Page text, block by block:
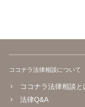
ココナラ法律相談について
ココナラ法律相談と
法律Q&A